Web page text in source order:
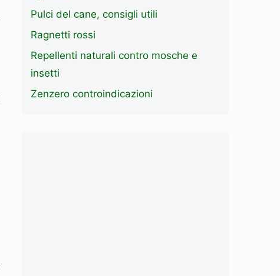
Pulci del cane, consigli utili
Ragnetti rossi
Repellenti naturali contro mosche e
insetti
Zenzero controindicazioni